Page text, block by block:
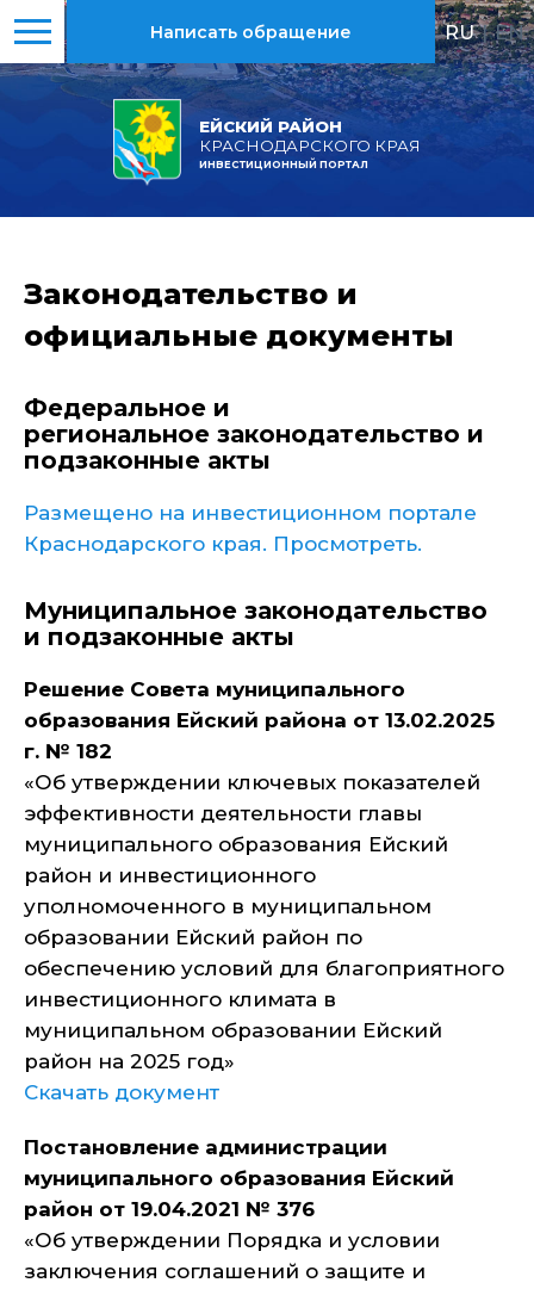
ЕЙСКИЙ РАЙОН
КРАСНОДАРСКОГО КРАЯ
ИНВЕСТИЦИОННЫЙ ПОРТАЛ
Написать обращение RU | EN
Законодательство и
официальные документы
Федеральное и
региональное законодательство и
подзаконные акты
Размещено на инвестиционном портале
Краснодарского края. Просмотреть.
Муниципальное законодательство
и подзаконные акты
Решение Совета муниципального
образования Ейский района от 13.02.2025
г. № 182
«Об утверждении ключевых показателей
эффективности деятельности главы
муниципального образования Ейский
район и инвестиционного
уполномоченного в муниципальном
образовании Ейский район по
обеспечению условий для благоприятного
инвестиционного климата в
муниципальном образовании Ейский
район на 2025 год»
Скачать документ
Постановление администрации
муниципального образования Ейский
район от 19.04.2021 № 376
«Об утверждении Порядка и условии
заключения соглашений о защите и